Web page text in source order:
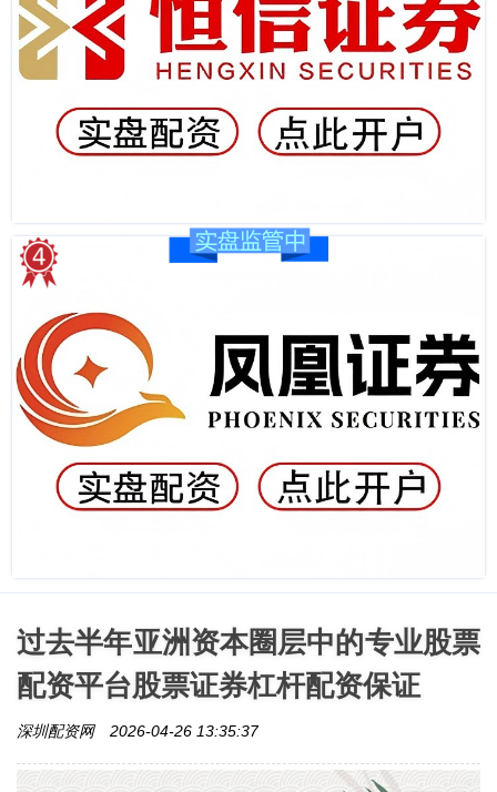
过去半年亚洲资本圈层中的专业股票
配资平台股票证券杠杆配资保证
深圳配资网 2026-04-26 13:35:37